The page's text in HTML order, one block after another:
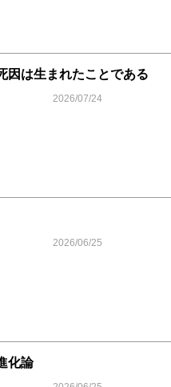
因は生まれたことである
2026/07/24
2026/06/25
化論